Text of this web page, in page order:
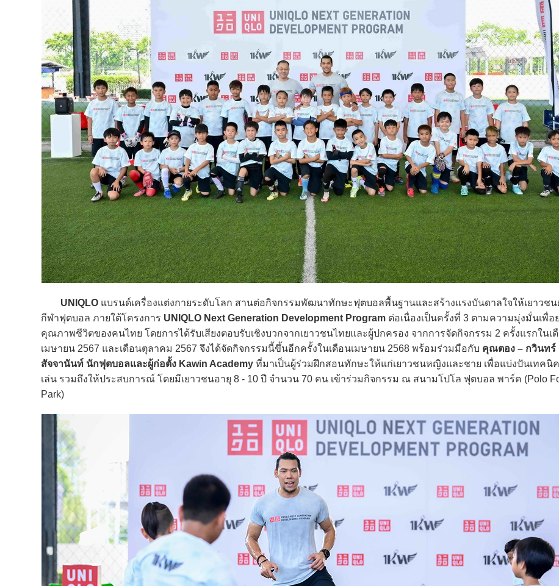
UNIQLO แบรนด์เครื่องแต่งกายระดับโลก สานต่อกิจกรรมพัฒนาทักษะฟุตบอลพื้นฐานและสร้างแรงบันดาลใจให้เยาวช
กีฬาฟุตบอล ภายใต้โครงการ UNIQLO Next Generation Development Program ต่อเนื่องเป็นครั้งที่ 3 ตามความมุ่งมั่นเพื่อ
คุณภาพชีวิตของคนไทย โดยการได้รับเสียงตอบรับเชิงบวกจากเยาวชนไทยและผู้ปกครอง จากการจัดกิจกรรม 2 ครั้งแรกในเ
เมษายน 2567 และเดือนตุลาคม 2567 จึงได้จัดกิจกรรมนี้ขึ้นอีกครั้งในเดือนเมษายน 2568 พร้อมร่วมมือกับ คุณตอง – กวินทร์
สัจจานันท์ นักฟุตบอลและผู้ก่อตั้ง Kawin Academy ที่มาเป็นผู้ร่วมฝึกสอนทักษะให้แก่เยาวชนหญิงและชาย เพื่อแบ่งปันเทคนิ
เล่น รวมถึงให้ประสบการณ์ โดยมีเยาวชนอายุ 8 - 10 ปี จำนวน 70 คน เข้าร่วมกิจกรรม ณ สนามโปโล ฟุตบอล พาร์ค (Polo
Park)